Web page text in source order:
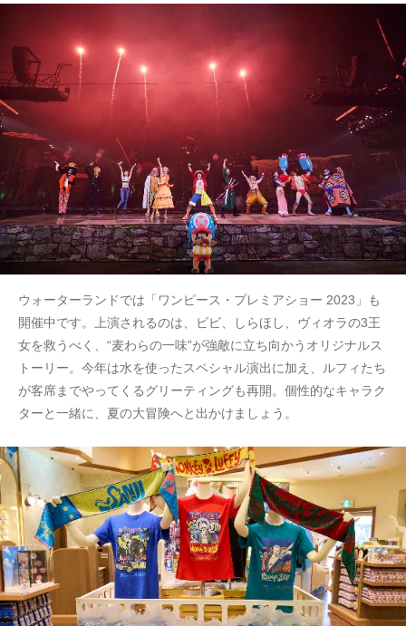
ウォーターランドでは「ワンピース・プレミアショー 2023」も
開催中です。上演されるのは、ビビ、しらほし、ヴィオラの3王
女を救うべく、“麦わらの一味”が強敵に立ち向かうオリジナルス
トーリー。今年は水を使ったスペシャル演出に加え、ルフィたち
が客席までやってくるグリーティングも再開。個性的なキャラク
ターと一緒に、夏の大冒険へと出かけましょう。